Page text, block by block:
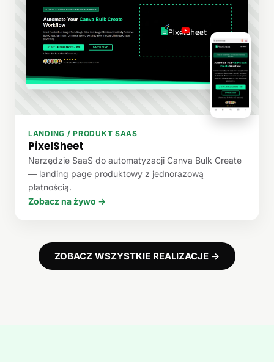
LANDING / PRODUKT SAAS
PixelSheet
Narzędzie SaaS do automatyzacji Canva Bulk Create
— landing page produktowy z jednorazową
płatnością.
Zobacz na żywo →
ZOBACZ WSZYSTKIE REALIZACJE →